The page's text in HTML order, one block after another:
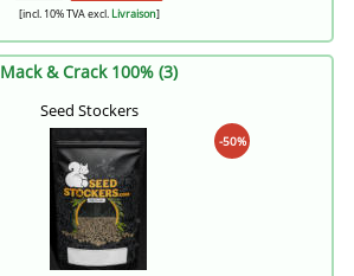
[incl. 10% TVA excl.Livraison]
Mack & Crack 100% (3)
Seed Stockers
-50%